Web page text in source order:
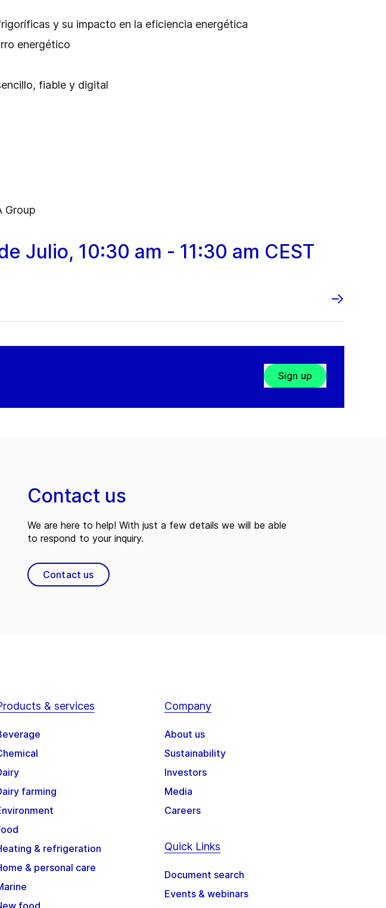
y su impacto en la eficiencia energética
energético
fiable y digital
Group
Julio, 10:30 am - 11:30 am CEST
Sign up
Contact us
We are here to help! With just a few details we will be able
to respond to your inquiry.
Contact us
& services
farming
& refrigeration
& personal care
Company
About us
Sustainability
Investors
Media
Careers
Quick Links
Document search
Events & webinars